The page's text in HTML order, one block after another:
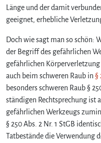
Länge und der damit
geeignet, erhebliche
Doch wie sagt man so schön:
der Begriff des gefährlichen
gefährlichen Körperverletzung
auch beim schweren Raub in §
besonders schweren Raub §
ständigen Rechtsprechung ist
gefährlichen Werkzeugs
§ 250 Abs. 2 Nr. 1 StGB
Tatbestände die Verwendung